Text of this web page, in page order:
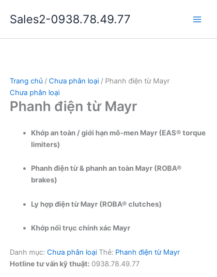
dung
Sales2-0938.78.49.77
Trang chủ / Chưa phân loại / Phanh điện từ Mayr
Chưa phân loại
Phanh điện từ Mayr
Khớp an toàn / giới hạn mô-men Mayr (EAS® torque
limiters)
Phanh điện từ & phanh an toàn Mayr (ROBA®
brakes)
Ly hợp điện từ Mayr (ROBA® clutches)
Khớp nối trục chính xác Mayr
Danh mục: Chưa phân loại Thẻ: Phanh điện từ Mayr
Hotline tư vấn kỹ thuật: 0938.78.49.77